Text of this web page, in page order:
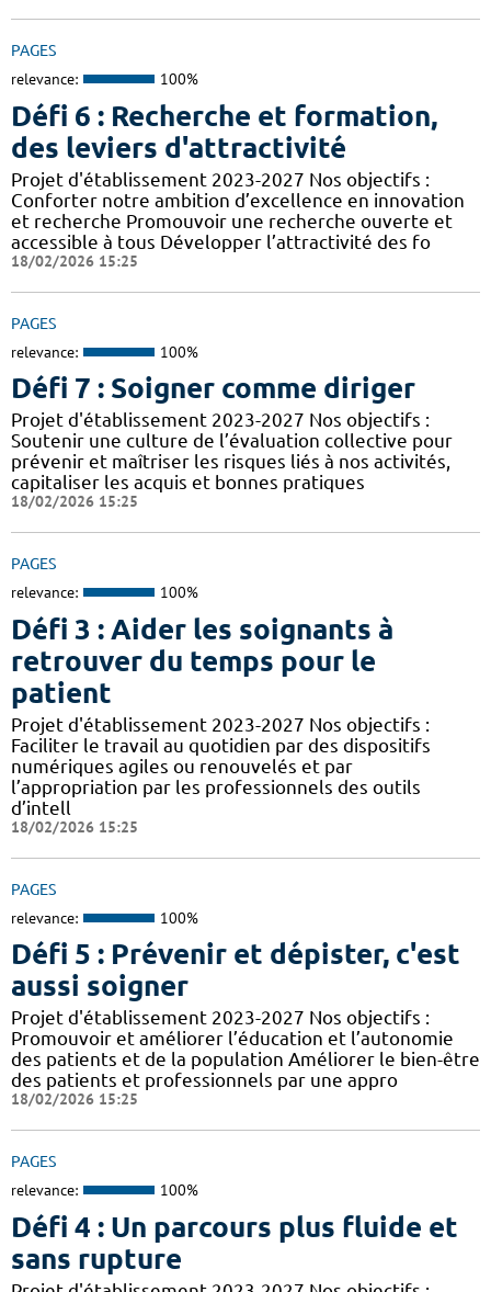
PAGES
relevance: 100%
Défi 6 : Recherche et formation,
des leviers d'attractivité
Projet d'établissement 2023-2027 Nos objectifs :
Conforter notre ambition d’excellence en innovation
et recherche Promouvoir une recherche ouverte et
accessible à tous Développer l’attractivité des fo
18/02/2026 15:25
PAGES
relevance: 100%
Défi 7 : Soigner comme diriger
Projet d'établissement 2023-2027 Nos objectifs :
Soutenir une culture de l’évaluation collective pour
prévenir et maîtriser les risques liés à nos activités,
capitaliser les acquis et bonnes pratiques
18/02/2026 15:25
PAGES
relevance: 100%
Défi 3 : Aider les soignants à
retrouver du temps pour le
patient
Projet d'établissement 2023-2027 Nos objectifs :
Faciliter le travail au quotidien par des dispositifs
numériques agiles ou renouvelés et par
l’appropriation par les professionnels des outils
d’intell
18/02/2026 15:25
PAGES
relevance: 100%
Défi 5 : Prévenir et dépister, c'est
aussi soigner
Projet d'établissement 2023-2027 Nos objectifs :
Promouvoir et améliorer l’éducation et l’autonomie
des patients et de la population Améliorer le bien-être
des patients et professionnels par une appro
18/02/2026 15:25
PAGES
relevance: 100%
Défi 4 : Un parcours plus fluide et
sans rupture